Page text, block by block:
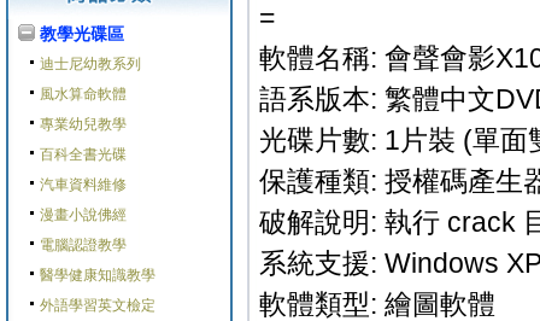
教學光碟區
迪士尼幼教系列
風水算命軟體
專業幼兒教學
百科全書光碟
汽車資料維修
漫畫小說佛經
電腦認證教學
醫學健康知識教學
外語學習英文檢定
=
軟體名稱: 會聲會影
語系版本: 繁體中文
光碟片數: 1片裝 (單面
保護種類: 授權碼產生
破解說明: 執行 crack
系統支援: Windows
軟體類型: 繪圖軟體